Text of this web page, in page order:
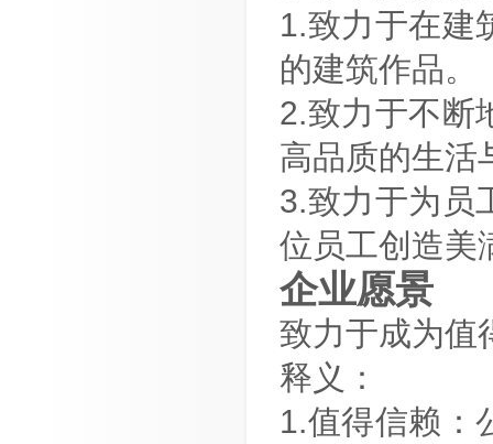
1.致力于在建
的建筑作品。
2.致力于不断
高品质的生活
3.致力于为员
位员工创造美
企业愿景
致力于成为值
释义：
1.值得信赖：